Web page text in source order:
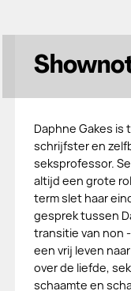
Daphne Gakes is
schrijfster en
seksprofessor.
altijd een grote
term slet haar
gesprek tussen
transitie van non
een vrij leven
over de liefde,
schaamte en